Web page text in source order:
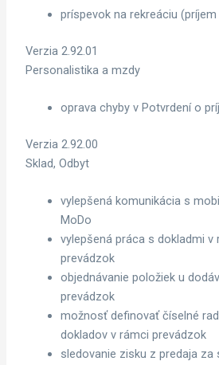
príspevok na rekreáciu
Verzia 2.92.01
Personalistika a mzdy
oprava chyby v Potvrdení o
Verzia 2.92.00
Sklad, Odbyt
vylepšená komunikácia s
MoDo
vylepšená práca s dokladmi v
prevádzok
objednávanie položiek u
prevádzok
možnosť definovať číselné
dokladov v rámci prevádzok
sledovanie zisku z predaja za